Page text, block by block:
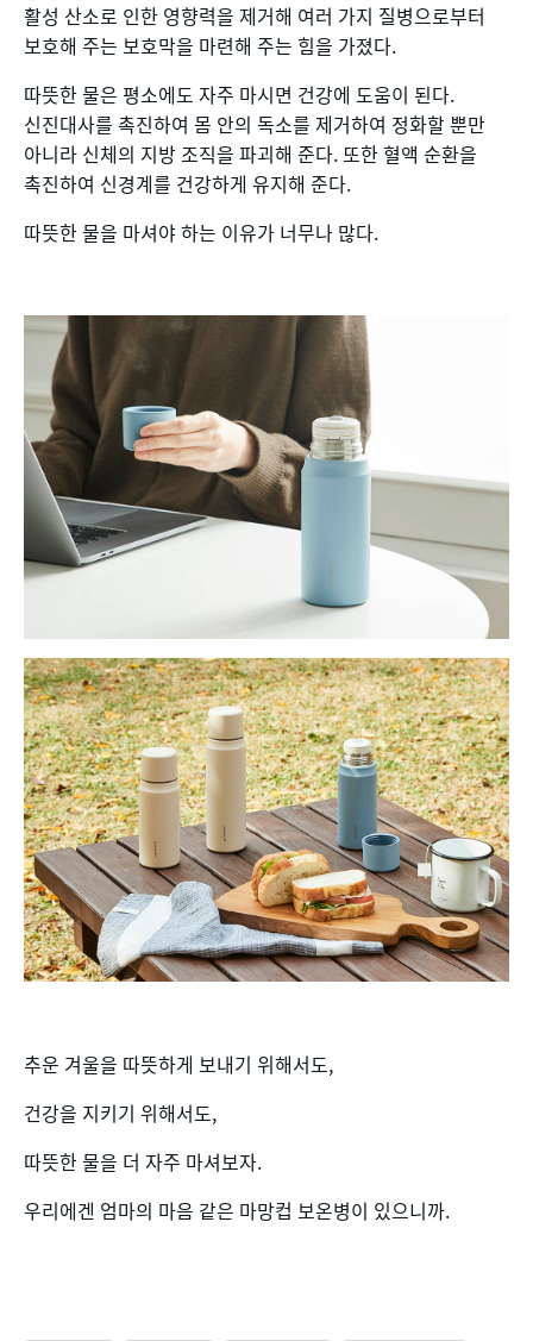
활성 산소로 인한 영향력을 제거해 여러 가지 질병으로부터
보호해 주는 보호막을 마련해 주는 힘을 가졌다.
따뜻한 물은 평소에도 자주 마시면 건강에 도움이 된다.
신진대사를 촉진하여 몸 안의 독소를 제거하여 정화할 뿐만
아니라 신체의 지방 조직을 파괴해 준다. 또한 혈액 순환을
촉진하여 신경계를 건강하게 유지해 준다.
따뜻한 물을 마셔야 하는 이유가 너무나 많다.
추운 겨울을 따뜻하게 보내기 위해서도,
건강을 지키기 위해서도,
따뜻한 물을 더 자주 마셔보자.
우리에겐 엄마의 마음 같은 마망컵 보온병이 있으니까.